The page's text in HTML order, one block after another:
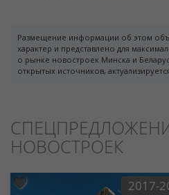
Размещение информации об этом
характер и представлено для
о рынке новостроек Минска и
открытых источников,
НОВОСТРОЕК
2017-